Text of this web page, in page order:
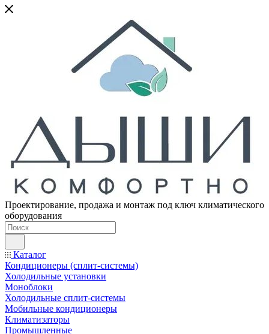
Проектирование, продажа и монтаж под ключ климатического
оборудования
Каталог
Кондиционеры (сплит-системы)
Холодильные установки
Моноблоки
Холодильные сплит-системы
Мобильные кондиционеры
Климатизаторы
Промышленные